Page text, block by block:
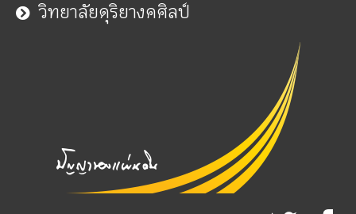
วิทยาลัยดุริยางคศิลป์